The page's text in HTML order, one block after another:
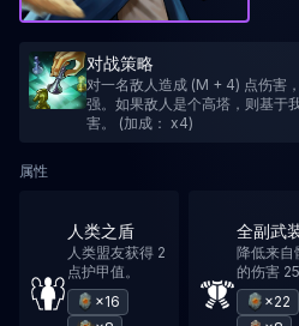
对战策略
对一名敌人造成 (M + 4) 点伤害
强。如果敌人是个高塔，则基于
害。 (加成： x4)
属性
人类之盾
人类盟友获得 2
点护甲值。
×16
全副武
降低来自
的伤害
×22